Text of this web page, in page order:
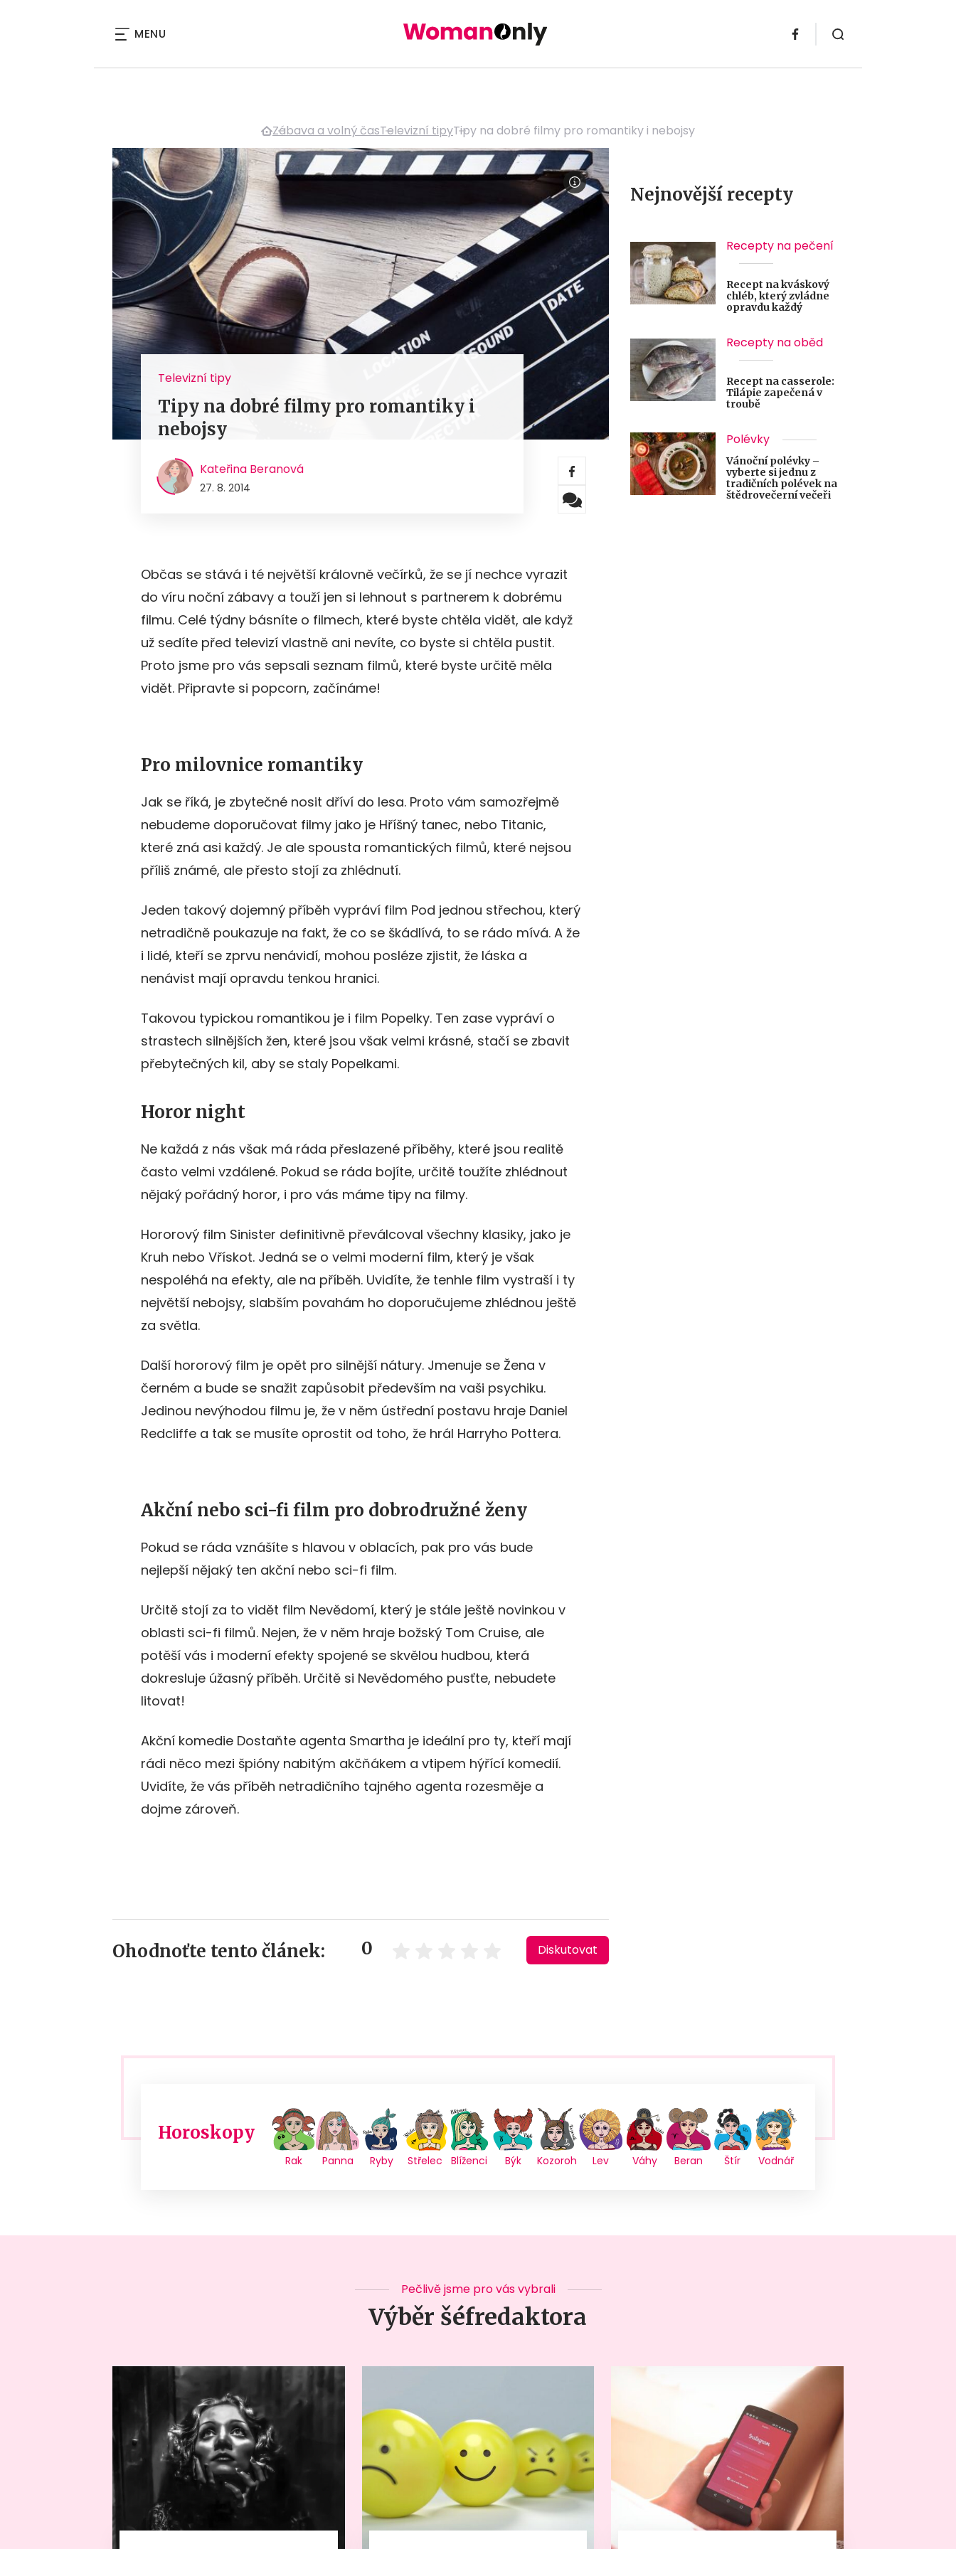
MENU
Zábava a volný časTelevizní tipyTipy na dobré filmy pro romantiky i nebojsy
Televizní tipy
Tipy na dobré filmy pro romantiky i
nebojsy
Kateřina Beranová
27. 8. 2014
Občas se stává i té největší královně večírků, že se jí nechce vyrazit
do víru noční zábavy a touží jen si lehnout s partnerem k dobrému
filmu. Celé týdny básníte o filmech, které byste chtěla vidět, ale když
už sedíte před televizí vlastně ani nevíte, co byste si chtěla pustit.
Proto jsme pro vás sepsali seznam filmů, které byste určitě měla
vidět. Připravte si popcorn, začínáme!
Pro milovnice romantiky
Jak se říká, je zbytečné nosit dříví do lesa. Proto vám samozřejmě
nebudeme doporučovat filmy jako je Hříšný tanec, nebo Titanic,
které zná asi každý. Je ale spousta romantických filmů, které nejsou
příliš známé, ale přesto stojí za zhlédnutí.
Jeden takový dojemný příběh vypráví film Pod jednou střechou, který
netradičně poukazuje na fakt, že co se škádlívá, to se rádo mívá. A že
i lidé, kteří se zprvu nenávidí, mohou posléze zjistit, že láska a
nenávist mají opravdu tenkou hranici.
Takovou typickou romantikou je i film Popelky. Ten zase vypráví o
strastech silnějších žen, které jsou však velmi krásné, stačí se zbavit
přebytečných kil, aby se staly Popelkami.
Horor night
Ne každá z nás však má ráda přeslazené příběhy, které jsou realitě
často velmi vzdálené. Pokud se ráda bojíte, určitě toužíte zhlédnout
nějaký pořádný horor, i pro vás máme tipy na filmy.
Hororový film Sinister definitivně převálcoval všechny klasiky, jako je
Kruh nebo Vřískot. Jedná se o velmi moderní film, který je však
nespoléhá na efekty, ale na příběh. Uvidíte, že tenhle film vystraší i ty
největší nebojsy, slabším povahám ho doporučujeme zhlédnou ještě
za světla.
Další hororový film je opět pro silnější nátury. Jmenuje se Žena v
černém a bude se snažit zapůsobit především na vaši psychiku.
Jedinou nevýhodou filmu je, že v něm ústřední postavu hraje Daniel
Redcliffe a tak se musíte oprostit od toho, že hrál Harryho Pottera.
Akční nebo sci-fi film pro dobrodružné ženy
Pokud se ráda vznášíte s hlavou v oblacích, pak pro vás bude
nejlepší nějaký ten akční nebo sci-fi film.
Určitě stojí za to vidět film Nevědomí, který je stále ještě novinkou v
oblasti sci-fi filmů. Nejen, že v něm hraje božský Tom Cruise, ale
potěší vás i moderní efekty spojené se skvělou hudbou, která
dokresluje úžasný příběh. Určitě si Nevědomého pusťte, nebudete
litovat!
Akční komedie Dostaňte agenta Smartha je ideální pro ty, kteří mají
rádi něco mezi špióny nabitým akčňákem a vtipem hýřící komedií.
Uvidíte, že vás příběh netradičního tajného agenta rozesměje a
dojme zároveň.
Ohodnoťte tento článek: 0 Diskutovat
Nejnovější recepty
Recepty na pečení
Recept na kváskový
chléb, který zvládne
opravdu každý
Recepty na oběd
Recept na casserole:
Tilápie zapečená v
troubě
Polévky
Vánoční polévky –
vyberte si jednu z
tradičních polévek na
štědrovečerní večeři
Horoskopy
Rak Panna Ryby Střelec Blíženci Býk Kozoroh Lev Váhy Beran Štír Vodnář
Pečlivě jsme pro vás vybrali
Výběr šéfredaktora